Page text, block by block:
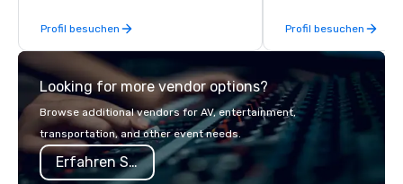
late model luxury vehicles to the
highly experienced and professional
team of chauffeurs and support staff;
you will know quality when you travel
with La Costa Limousine.
Profil besuchen Profil besuchen
Looking for more vendor options?
Browse additional vendors for AV, entertainment,
transportation, and other event needs.
Erfahren Sie mehr